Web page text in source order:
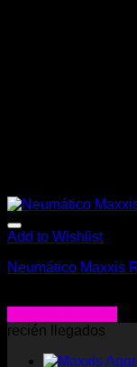
Add to Wishlist
Neumático Maxxis
recién llegados